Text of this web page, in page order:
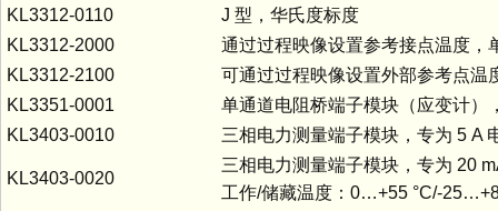
KL3312-0110
J 型，华氏度标度
KL3312-2000
通过过程映像设置参考接点温度，
KL3312-2100
可通过过程映像设置外部参考点温
KL3351-0001
单通道电阻桥端子模块（应变计）
KL3403-0010
三相电力测量端子模块，专为 5 A
KL3403-0020
三相电力测量端子模块，专为 20
工作/储藏温度：0…+55 °C/-